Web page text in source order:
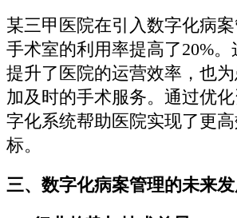
某三甲医院在引入数字化病案
手术室的利用率提高了20%。
提升了医院的运营效率，也
加及时的手术服务。通过优
字化系统帮助医院实现了更
标。
三、数字化病案管理的未来